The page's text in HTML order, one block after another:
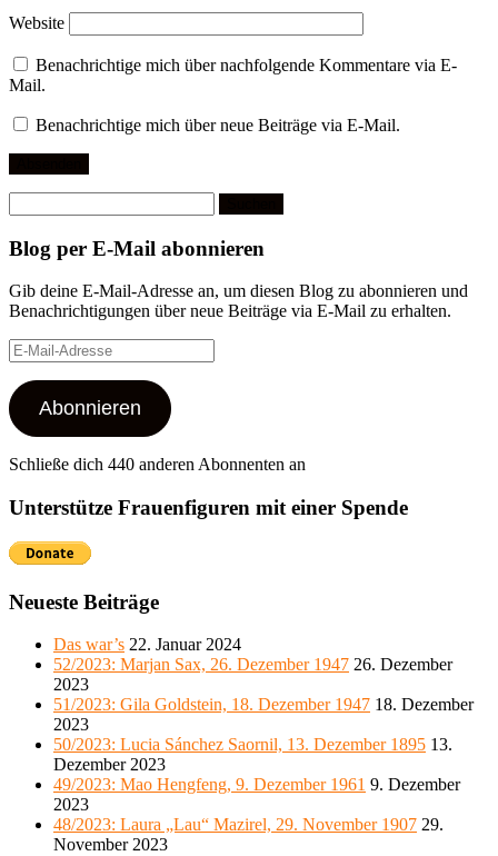
Website
Benachrichtige mich über nachfolgende Kommentare via E-
Mail.
Benachrichtige mich über neue Beiträge via E-Mail.
nach:
Blog per E-Mail abonnieren
Gib deine E-Mail-Adresse an, um diesen Blog zu abonnieren und
Benachrichtigungen über neue Beiträge via E-Mail zu erhalten.
E-
Mail-
Adresse
Abonnieren
Schließe dich 440 anderen Abonnenten an
Unterstütze Frauenfiguren mit einer Spende
Neueste Beiträge
Das war’s 22. Januar 2024
52/2023: Marjan Sax, 26. Dezember 1947 26. Dezember
2023
51/2023: Gila Goldstein, 18. Dezember 1947 18. Dezember
2023
50/2023: Lucia Sánchez Saornil, 13. Dezember 1895 13.
Dezember 2023
49/2023: Mao Hengfeng, 9. Dezember 1961 9. Dezember
2023
48/2023: Laura „Lau“ Mazirel, 29. November 1907 29.
November 2023